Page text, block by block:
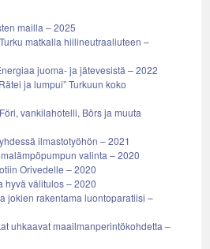
mailla – 2025
matkalla hiilineutraaliuteen –
juoma- ja jätevesistä – 2022
ja lumpui” Turkuun koko
vankilahotelli, Börs ja muuta
ilmastotyöhön – 2021
valinta – 2020
Orivedelle – 2020
hyvä välitulos – 2020
jokien rakentama luontoparatiisi –
uhkaavat maailmanperintökohdetta –